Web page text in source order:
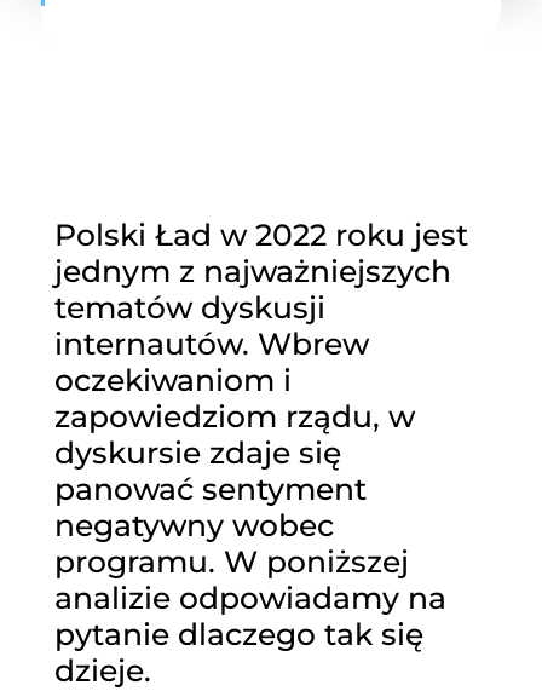
Polski Ład w 2022 roku jest
jednym z najważniejszych
tematów dyskusji
internautów. Wbrew
oczekiwaniom i
zapowiedziom rządu, w
dyskursie zdaje się
panować sentyment
negatywny wobec
programu. W poniższej
analizie odpowiadamy na
pytanie dlaczego tak się
dzieje.